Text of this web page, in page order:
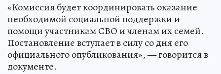
«Комиссия будет координировать оказание
необходимой социальной поддержки и
помощи участникам СВО и членам их семей.
Постановление вступает в силу со дня его
официального опубликования», — говорится в
документе.